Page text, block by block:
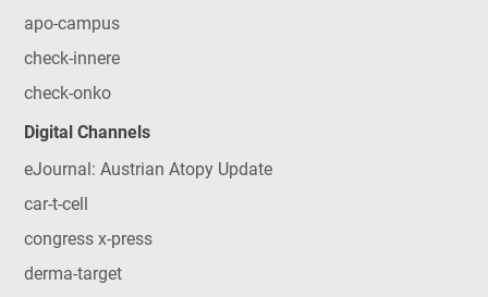
apo-campus
check-innere
check-onko
Digital Channels
eJournal: Austrian Atopy Update
car-t-cell
congress x-press
derma-target